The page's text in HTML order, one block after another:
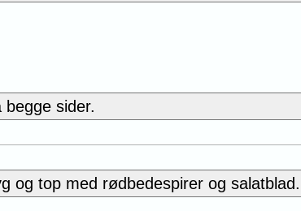
sider.
og top med rødbedespirer og salatblad.